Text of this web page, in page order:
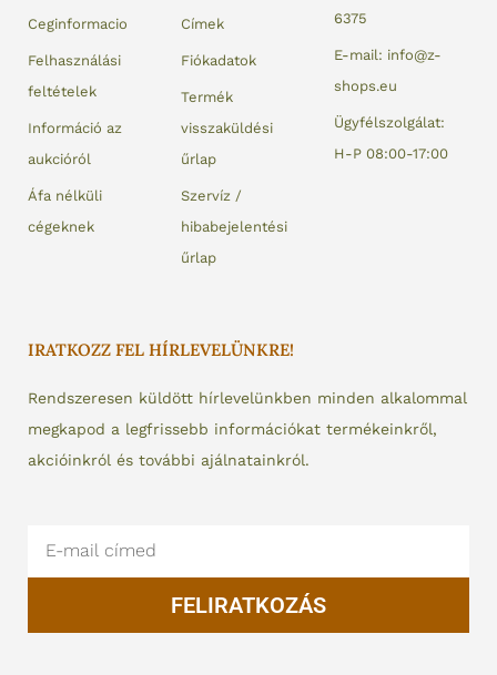
Ceginformacio
Felhasználási
feltételek
Információ az
aukcióról
Áfa nélküli
cégeknek
Címek
Fiókadatok
Termék
visszaküldési
űrlap
Szervíz /
hibabejelentési
űrlap
6375
E-mail: info@z-
shops.eu
Ügyfélszolgálat:
H-P 08:00-17:00
IRATKOZZ FEL HÍRLEVELÜNKRE!
Rendszeresen küldött hírlevelünkben minden alkalommal
megkapod a legfrissebb információkat termékeinkről,
akcióinkról és további ajálnatainkról.
FELIRATKOZÁS